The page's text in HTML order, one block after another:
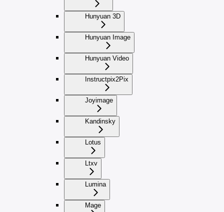
Hunyuan 3D
Hunyuan Image
Hunyuan Video
Instructpix2Pix
Joyimage
Kandinsky
Lotus
Ltxv
Lumina
Mage